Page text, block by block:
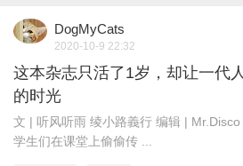
DogMyCats
2020-10-9 22:32
这本杂志只活了1岁，却让一代
的时光
文 | 听风听雨 绫小路義行 编辑 |
学生们在课堂上偷偷传 ...